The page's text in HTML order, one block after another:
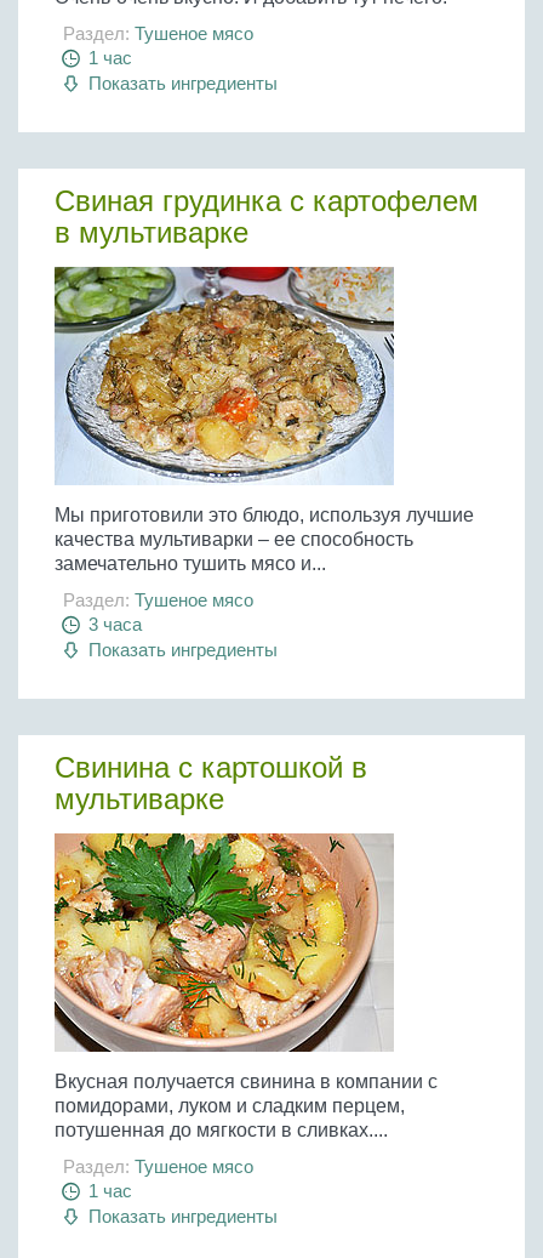
Раздел: Тушеное мясо
1 час
Показать ингредиенты
Свиная грудинка с картофелем
в мультиварке
Мы приготовили это блюдо, используя лучшие
качества мультиварки – ее способность
замечательно тушить мясо и...
Раздел: Тушеное мясо
3 часа
Показать ингредиенты
Свинина с картошкой в
мультиварке
Вкусная получается свинина в компании с
помидорами, луком и сладким перцем,
потушенная до мягкости в сливках....
Раздел: Тушеное мясо
1 час
Показать ингредиенты